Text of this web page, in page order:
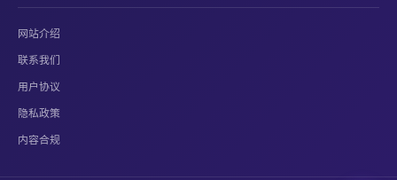
网站介绍
联系我们
用户协议
隐私政策
内容合规